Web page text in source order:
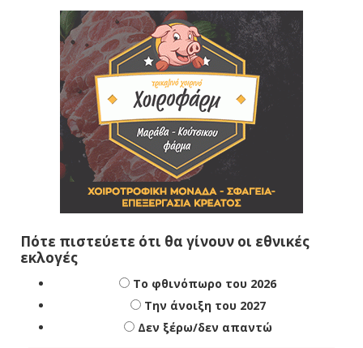
Πότε πιστεύετε ότι θα γίνουν οι εθνικές
εκλογές